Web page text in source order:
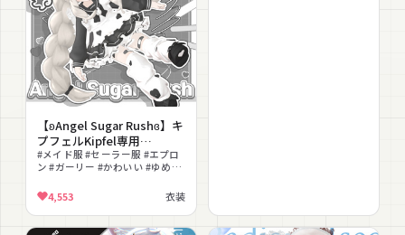
【ʚAngel Sugar Rushɞ】キ
プフェルKipfel専用
Radiant-iseo
#メイド服 #セーラー服 #エプロ
ン #ガーリー #かわいい #ゆめか
#lilToon対応 #シェイプキー
4,553 衣装